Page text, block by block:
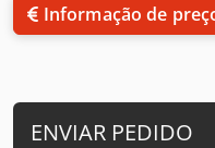
Informação de
ENVIAR PEDIDO